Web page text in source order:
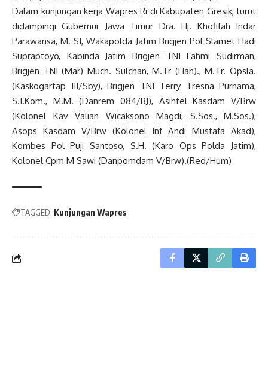
Dalam kunjungan kerja Wapres Ri di Kabupaten Gresik, turut
didampingi Gubernur Jawa Timur Dra. Hj. Khofifah Indar
Parawansa, M. SI, Wakapolda Jatim Brigjen Pol Slamet Hadi
Supraptoyo, Kabinda Jatim Brigjen TNI Fahmi Sudirman,
Brigjen TNI (Mar) Much. Sulchan, M.Tr (Han)., M.Tr. Opsla.
(Kaskogartap III/Sby), Brigjen TNI Terry Tresna Purnama,
S.I.Kom., M.M. (Danrem 084/BJ), Asintel Kasdam V/Brw
(Kolonel Kav Valian Wicaksono Magdi, S.Sos., M.Sos.),
Asops Kasdam V/Brw (Kolonel Inf Andi Mustafa Akad),
Kombes Pol Puji Santoso, S.H. (Karo Ops Polda Jatim),
Kolonel Cpm M Sawi (Danpomdam V/Brw).(Red/Hum)
TAGGED: Kunjungan Wapres